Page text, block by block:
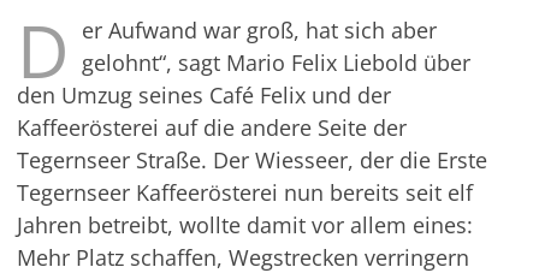
D
er Aufwand war groß, hat sich aber
gelohnt“, sagt Mario Felix Liebold über
den Umzug seines Café Felix und der
Kaffeerösterei auf die andere Seite der
Tegernseer Straße. Der Wiesseer, der die Erste
Tegernseer Kaffeerösterei nun bereits seit elf
Jahren betreibt, wollte damit vor allem eines:
Mehr Platz schaffen, Wegstrecken verringern